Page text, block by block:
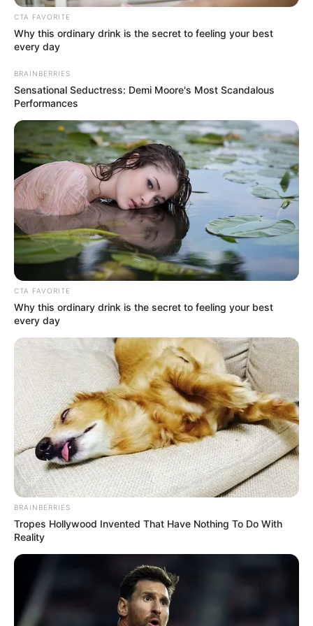
sábado fue entre
también terminó 0-0 en el‘Doce de Octubre’.
El domingo finalizó la jornada con los últimos tres
partidos los cuales todos se programaron para las 3:00
de la tarde.
San Andrésque se enfrentó aBogotáganó en
condición de local 2-1. Por su parteReal Cartagena
también ganó 2-1 ante Fortaleza en su estadio‘Jaime
Morón León’. Y finalmenteLlanerosvenció 2-0 al
Barranquilla FC.
Tabla de posiciones
La tabla es comandada por elUnión Magdalenaque
unidades y marcha en la segunda posición. Por su parte,
el
Atlético Huila
Quindío
que ha cedido puntos en los últimos dos
1. Unión Magdalena 25
CTA FAVORITE
Why this ordinary drink is the secret to feeling your best
every day
BRAINBERRIES
Sensational Seductress: Demi Moore's Most Scandalous
Performances
CTA FAVORITE
Why this ordinary drink is the secret to feeling your best
every day
BRAINBERRIES
Tropes Hollywood Invented That Have Nothing To Do With
Reality